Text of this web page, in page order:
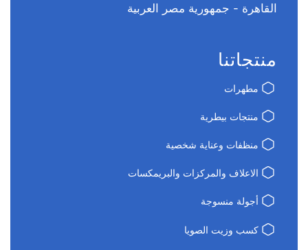
القاهرة - جمهورية مصر العربية
منتجاتنا
مطهرات
منتجات بيطرية
منظفات وعناية شخصية
الاعلاف والمركزات والبريمكسات
أجولة منسوجة
كسب وزيت الصويا